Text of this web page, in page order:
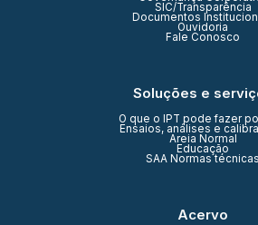
SIC/Transparência
Documentos
Ouvidoria
Fale Conosco
Soluções e
O que o IPT pode fazer
Ensaios, análises e
Areia Normal
Educação
SAA Normas técnicas
Acervo